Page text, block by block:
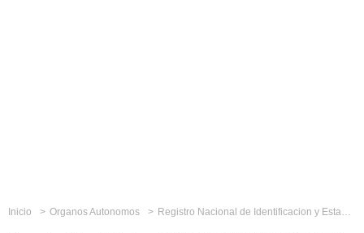
Inicio Organos Autonomos Registro Nacional de Identificacion y Estado Civil